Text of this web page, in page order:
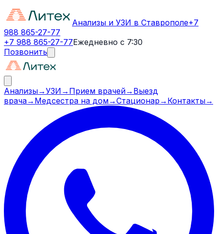
Анализы и УЗИ в Ставрополе+7
988 865-27-77
+7 988 865-27-77Ежедневно с 7:30
Позвонить
Анализы→УЗИ → Прием врачей→ Выезд
врача→ Медсестра на дом→Стационар → Контакты→